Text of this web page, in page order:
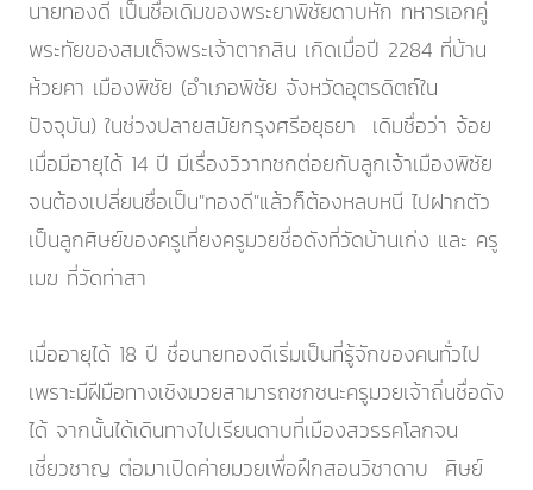
นายทองดี เป็นชื่อเดิมของพระยาพิชัยดาบหัก ทหารเอกคู่
พระทัยของสมเด็จพระเจ้าตากสิน เกิดเมื่อปี 2284 ที่บ้าน
ห้วยคา เมืองพิชัย (อำเภอพิชัย จังหวัดอุตรดิตถ์ใน
ปัจจุบัน) ในช่วงปลายสมัยกรุงศรีอยุธยา เดิมชื่อว่า จ้อย
เมื่อมีอายุได้ 14 ปี มีเรื่องวิวาทชกต่อยกับลูกเจ้าเมืองพิชัย
จนต้องเปลี่ยนชื่อเป็น"ทองดี"แล้วก็ต้องหลบหนี ไปฝากตัว
เป็นลูกศิษย์ของครูเที่ยงครูมวยชื่อดังที่วัดบ้านเก่ง และ ครู
เมฆ ที่วัดท่าสา
เมื่ออายุได้ 18 ปี ชื่อนายทองดีเริ่มเป็นที่รู้จักของคนทั่วไป
เพราะมีฝีมือทางเชิงมวยสามารถชกชนะครูมวยเจ้าถิ่นชื่อดัง
ได้ จากนั้นได้เดินทางไปเรียนดาบที่เมืองสวรรคโลกจน
เชี่ยวชาญ ต่อมาเปิดค่ายมวยเพื่อฝึกสอนวิชาดาบ ศิษย์